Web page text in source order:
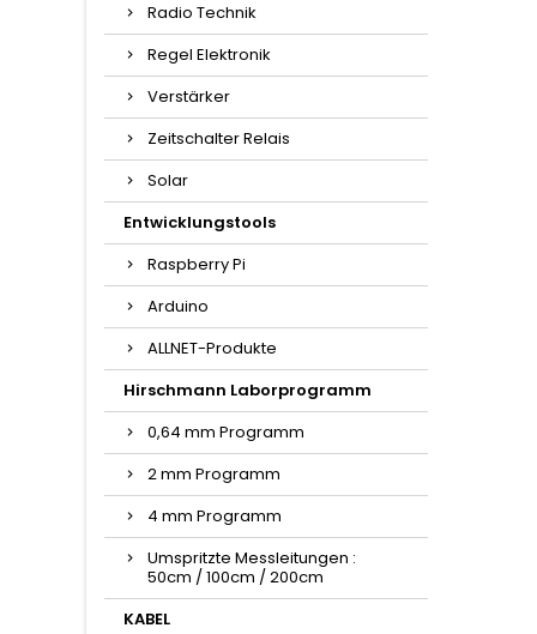
Radio Technik
Regel Elektronik
Verstärker
Zeitschalter Relais
Solar
Entwicklungstools
Raspberry Pi
Arduino
ALLNET-Produkte
Hirschmann Laborprogramm
0,64 mm Programm
2 mm Programm
4 mm Programm
Umspritzte Messleitungen :
50cm / 100cm / 200cm
KABEL